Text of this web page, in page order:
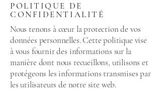
POLITIQUE DE
CONFIDENTIALITÉ
Nous tenons à cœur la protection de vos
données personnelles. Cette politique vise
à vous fournir des informations sur la
manière dont nous recueillons, utilisons et
protégeons les informations transmises par
les utilisateurs de notre site web.